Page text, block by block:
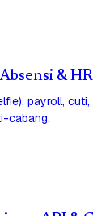
&
payroll,
cabang.